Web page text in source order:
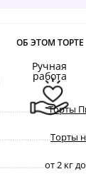
ОБ ЭТОМ ТОРТЕ
Ручная
работа
Торты
Торты
от 2 кг до